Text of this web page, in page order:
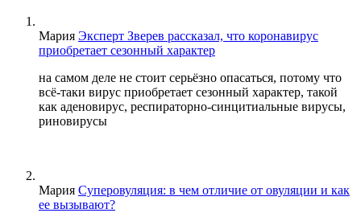
Мария Эксперт Зверев рассказал, что коронавирус
приобретает сезонный характер
на самом деле не стоит серьёзно опасаться, потому что
всё-таки вирус приобретает сезонный характер, такой
как аденовирус, респираторно-синцитиальные вирусы,
риновирусы
Мария Суперовуляция: в чем отличие от овуляции и как
ее вызывают?